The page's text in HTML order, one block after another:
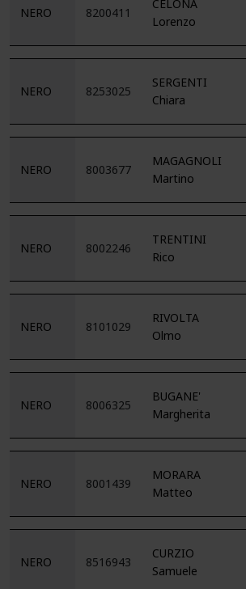
NERO 8200411
CELONA
Lorenzo
NERO 8253025
SERGENTI
Chiara
NERO 8003677
MAGAGNOLI
Martino
NERO 8002246
TRENTINI
Rico
NERO 8101029
RIVOLTA
Olmo
NERO 8006325
BUGANE'
Margherita
NERO 8001439
MORARA
Matteo
NERO 8516943
CURZIO
Samuele